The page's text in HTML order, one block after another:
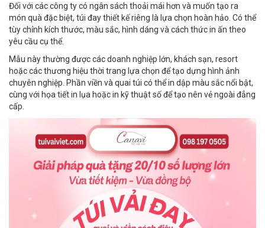
Đối với các công ty có ngân sách thoải mái hơn và muốn tạo ra
món quà đặc biệt, túi đay thiết kế riêng là lựa chọn hoàn hảo. Có thể
tùy chỉnh kích thước, màu sắc, hình dáng và cách thức in ấn theo
yêu cầu cụ thể.
Mẫu này thường được các doanh nghiệp lớn, khách sạn, resort
hoặc các thương hiệu thời trang lựa chọn để tạo dựng hình ảnh
chuyên nghiệp. Phần viền và quai túi có thể in dập màu sắc nổi bật,
cùng với họa tiết in lụa hoặc in kỹ thuật số để tạo nên vẻ ngoài đẳng
cấp.